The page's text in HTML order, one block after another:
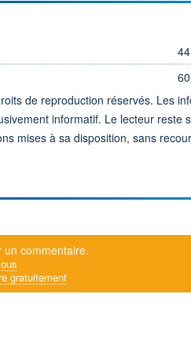
de reproduction réservés. Les
informatif. Le lecteur reste
mises à sa disposition, sans
commentaire.
gratuitement